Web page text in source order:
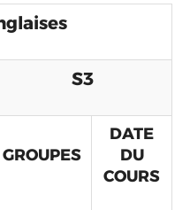
S3
GROUPES
DATE
DU
COURS